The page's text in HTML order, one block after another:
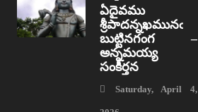
ఏదైవము
శ్రీపాదన్నఖమునఁ
బుట్టినగంగ –
అన్నమయ్య
సంకీర్తన
Saturday, April 4,